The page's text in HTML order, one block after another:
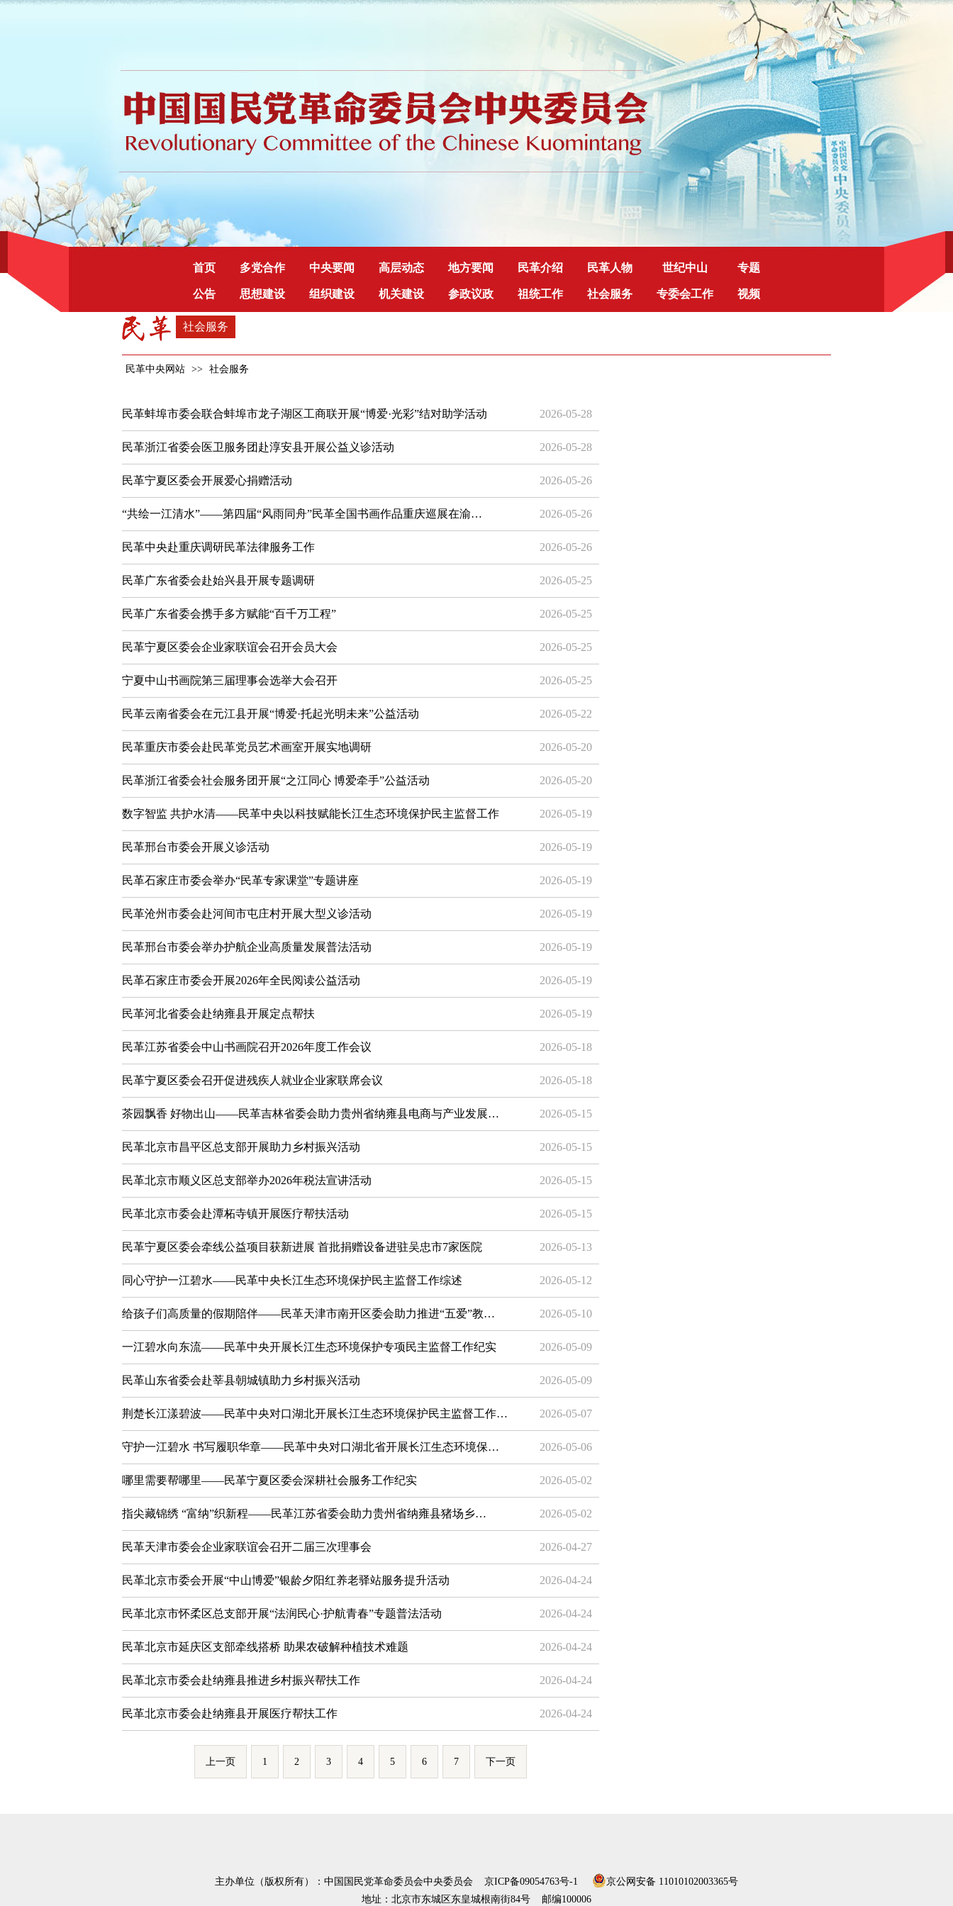
首页 多党合作 中央要闻 高层动态 地方要闻 民革介绍 民革人物 世纪中山 专题
公告 思想建设 组织建设 机关建设 参政议政 祖统工作 社会服务 专委会工作 视频
社会服务
民革中央网站 >> 社会服务
民革蚌埠市委会联合蚌埠市龙子湖区工商联开展“博爱·光彩”结对助学活动 2026-05-28
民革浙江省委会医卫服务团赴淳安县开展公益义诊活动 2026-05-28
民革宁夏区委会开展爱心捐赠活动 2026-05-26
“共绘一江清水”——第四届“风雨同舟”民革全国书画作品重庆巡展在渝… 2026-05-26
民革中央赴重庆调研民革法律服务工作 2026-05-26
民革广东省委会赴始兴县开展专题调研 2026-05-25
民革广东省委会携手多方赋能“百千万工程” 2026-05-25
民革宁夏区委会企业家联谊会召开会员大会 2026-05-25
宁夏中山书画院第三届理事会选举大会召开 2026-05-25
民革云南省委会在元江县开展“博爱·托起光明未来”公益活动 2026-05-22
民革重庆市委会赴民革党员艺术画室开展实地调研 2026-05-20
民革浙江省委会社会服务团开展“之江同心 博爱牵手”公益活动 2026-05-20
数字智监 共护水清——民革中央以科技赋能长江生态环境保护民主监督工作 2026-05-19
民革邢台市委会开展义诊活动 2026-05-19
民革石家庄市委会举办“民革专家课堂”专题讲座 2026-05-19
民革沧州市委会赴河间市屯庄村开展大型义诊活动 2026-05-19
民革邢台市委会举办护航企业高质量发展普法活动 2026-05-19
民革石家庄市委会开展2026年全民阅读公益活动 2026-05-19
民革河北省委会赴纳雍县开展定点帮扶 2026-05-19
民革江苏省委会中山书画院召开2026年度工作会议 2026-05-18
民革宁夏区委会召开促进残疾人就业企业家联席会议 2026-05-18
茶园飘香 好物出山——民革吉林省委会助力贵州省纳雍县电商与产业发展… 2026-05-15
民革北京市昌平区总支部开展助力乡村振兴活动 2026-05-15
民革北京市顺义区总支部举办2026年税法宣讲活动 2026-05-15
民革北京市委会赴潭柘寺镇开展医疗帮扶活动 2026-05-15
民革宁夏区委会牵线公益项目获新进展 首批捐赠设备进驻吴忠市7家医院 2026-05-13
同心守护一江碧水——民革中央长江生态环境保护民主监督工作综述 2026-05-12
给孩子们高质量的假期陪伴——民革天津市南开区委会助力推进“五爱”教… 2026-05-10
一江碧水向东流——民革中央开展长江生态环境保护专项民主监督工作纪实 2026-05-09
民革山东省委会赴莘县朝城镇助力乡村振兴活动 2026-05-09
荆楚长江漾碧波——民革中央对口湖北开展长江生态环境保护民主监督工作… 2026-05-07
守护一江碧水 书写履职华章——民革中央对口湖北省开展长江生态环境保… 2026-05-06
哪里需要帮哪里——民革宁夏区委会深耕社会服务工作纪实 2026-05-02
指尖藏锦绣 “富纳”织新程——民革江苏省委会助力贵州省纳雍县猪场乡… 2026-05-02
民革天津市委会企业家联谊会召开二届三次理事会 2026-04-27
民革北京市委会开展“中山博爱”银龄夕阳红养老驿站服务提升活动 2026-04-24
民革北京市怀柔区总支部开展“法润民心·护航青春”专题普法活动 2026-04-24
民革北京市延庆区支部牵线搭桥 助果农破解种植技术难题 2026-04-24
民革北京市委会赴纳雍县推进乡村振兴帮扶工作 2026-04-24
民革北京市委会赴纳雍县开展医疗帮扶工作 2026-04-24
上一页 1 2 3 4 5 6 7 下一页
主办单位（版权所有）：中国国民党革命委员会中央委员会 京ICP备09054763号-1
京公网安备 11010102003365号
地址：北京市东城区东皇城根南街84号 邮编100006